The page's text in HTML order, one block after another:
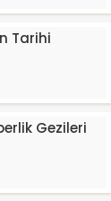
Tarihi
Gezileri